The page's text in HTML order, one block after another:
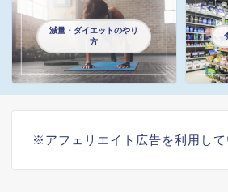
減量・ダイエットのやり
方
※アフェリエイト広告を利用して